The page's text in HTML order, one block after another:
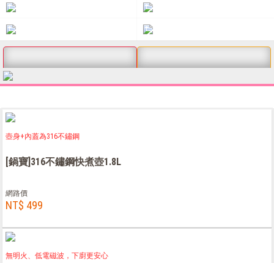
壺身+內蓋為316不鏽鋼
[鍋寶]316不鏽鋼快煮壺1.8L
網路價
NT$ 499
無明火、低電磁波，下廚更安心